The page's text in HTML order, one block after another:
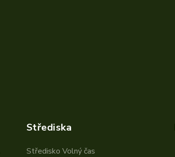
Střediska
Středisko Volný čas